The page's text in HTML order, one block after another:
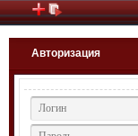
Авторизация